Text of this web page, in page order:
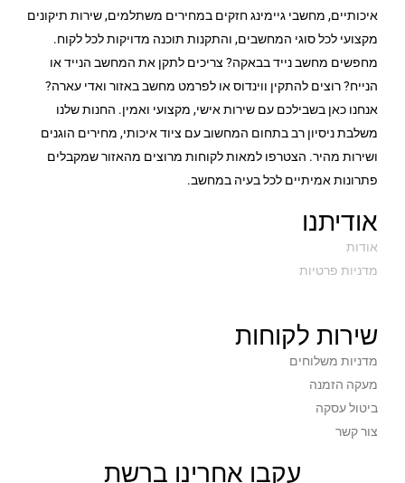
איכותיים, מחשבי גיימינג חזקים במחירים משתלמים, שירות תיקונים
מקצועי לכל סוגי המחשבים, והתקנות תוכנה מדויקות לכל לקוח.
מחפשים מחשב נייד בבאקה? צריכים לתקן את המחשב הנייד או
הנייח? רוצים להתקין ווינדוס או לפרמט מחשב באזור ואדי עארה?
אנחנו כאן בשבילכם עם שירות אישי, מקצועי ואמין. החנות שלנו
משלבת ניסיון רב בתחום המחשוב עם ציוד איכותי, מחירים הוגנים
ושירות מהיר. הצטרפו למאות לקוחות מרוצים מהאזור שמקבלים
פתרונות אמיתיים לכל בעיה במחשב.
אודיתנו
אודות
מדניות פרטיות
שירות לקוחות
מדניות משלוחים
מעקה הזמנה
ביטול עסקה
צור קשר
עקבו אחרינו ברשת